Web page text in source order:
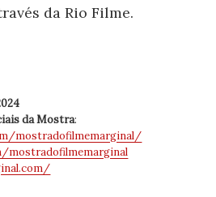
da Rio Filme.
da Mostra:
mostradofilmemarginal/
mostradofilmemarginal